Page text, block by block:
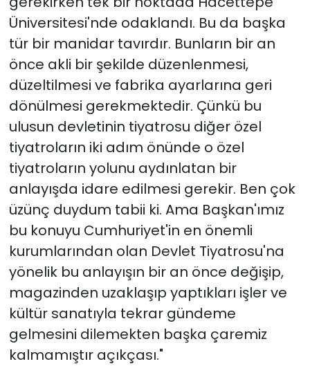
Üniversitesi'nde odaklandı. Bu da başka
tür bir manidar tavırdır. Bunların bir an
önce akli bir şekilde düzenlenmesi,
düzeltilmesi ve fabrika ayarlarına geri
dönülmesi gerekmektedir. Çünkü bu
ulusun devletinin tiyatrosu diğer özel
tiyatroların iki adım önünde o özel
tiyatroların yolunu aydınlatan bir
anlayışda idare edilmesi gerekir. Ben çok
üzünç duydum tabii ki. Ama Başkan'ımız
bu konuyu Cumhuriyet'in en önemli
kurumlarından olan Devlet Tiyatrosu'na
yönelik bu anlayışın bir an önce değişip,
magazinden uzaklaşıp yaptıkları işler ve
kültür sanatıyla tekrar gündeme
gelmesini dilemekten başka çaremiz
kalmamıştır açıkçası."